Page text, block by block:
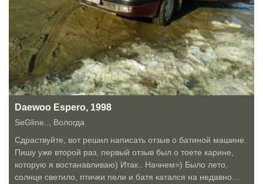
Daewoo Espero, 1998
SeGline.., Вологда
Сдраствуйте, вот решил написать отзыв о батиной машине.
Пишу уже второй раз, первый отзыв был о тоете карине,
которую я востанавливаю) Итак.. Начнем=) Было лето,
солнце светило, птички пели и батя катался на недавно